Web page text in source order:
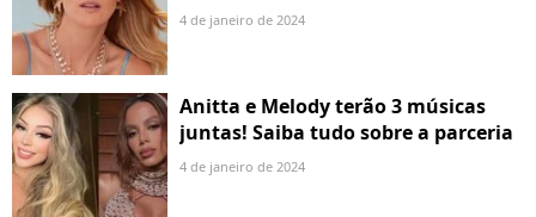
4 de janeiro de 2024
Anitta e Melody terão 3 músicas
juntas! Saiba tudo sobre a parceria
4 de janeiro de 2024